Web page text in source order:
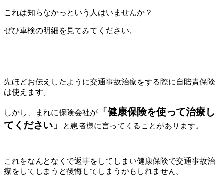
これは知らなかっという人はいませんか？
ぜひ車検の明細を見てみてください。
先ほどお伝えしたように交通事故治療をする際に自賠責保険
は使えます。
しかし、まれに保険会社が
「健康保険を使って治療し
てください」
と患者様に言ってくることがあります。
これをなんとなくで返事をしてしまい健康保険で交通事故治
療をしてしまうと後悔してしまうかもしれません。